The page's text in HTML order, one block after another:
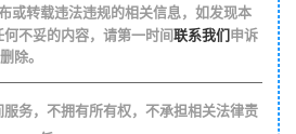
或转载违法违规的相关信息，如发现本
不妥的内容，请第一时间联系我们申诉
除。
务，不拥有所有权，不承担相关法律责